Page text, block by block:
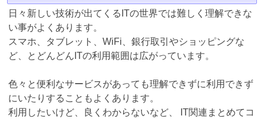
日々新しい技術が出てくるITの世界では難しく理解できな
い事がよくあります。
スマホ、タブレット、WiFi、銀行取引やショッピングな
ど、とどんどんITの利用範囲は広がっています。
色々と便利なサービスがあっても理解できずに利用できず
にいたりすることもよくあります。
利用したいけど、良くわからないなど、 IT関連まとめてコ